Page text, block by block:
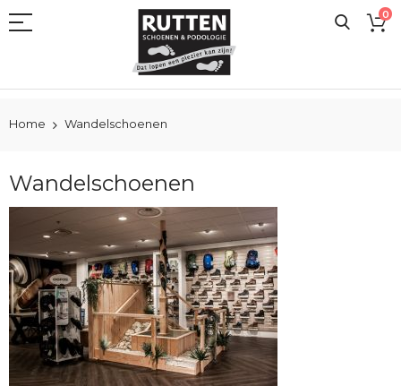
naar
0
Home Wandelschoenen
Wandelschoenen